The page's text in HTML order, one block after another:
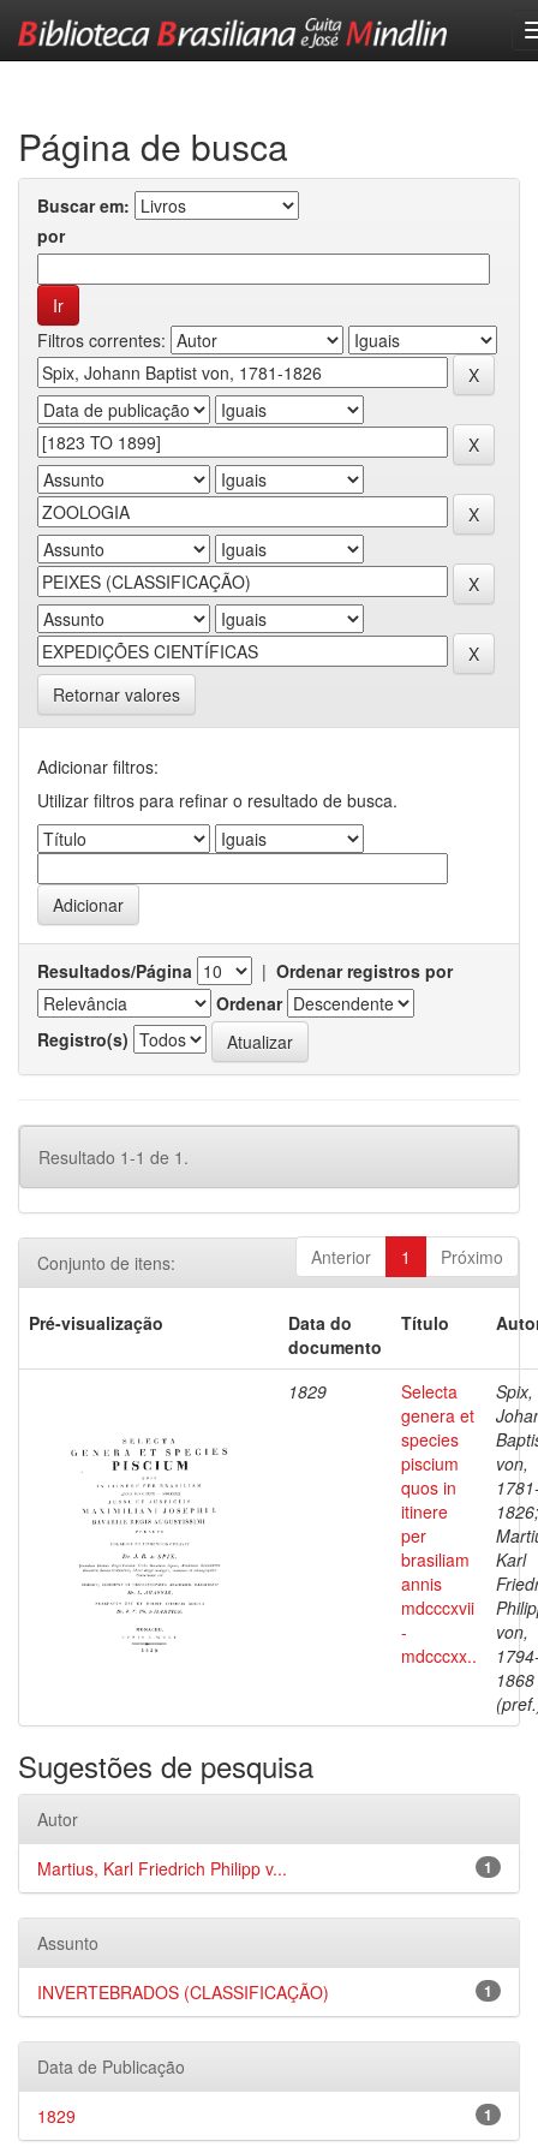
Página de busca
Buscar em:
por
Filtros correntes:
Retornar valores
Adicionar filtros:
Utilizar filtros para refinar o resultado de busca.
Resultados/Página | Ordenar registros por
Ordenar
Registro(s)
Resultado 1-1 de 1.
Anterior 1 Próximo
Conjunto de itens:
Pré-visualização
Data do
documento
Título
1829
Selecta
genera et
species
piscium
quos in
itinere
per
brasiliam
annis
mdcccxvii
-
mdcccxx..
Spix,
von,
1826;
Karl
von,
1868
Sugestões de pesquisa
Autor
1
Martius, Karl Friedrich Philipp v...
Assunto
1
INVERTEBRADOS (CLASSIFICAÇÃO)
Data de Publicação
1
1829